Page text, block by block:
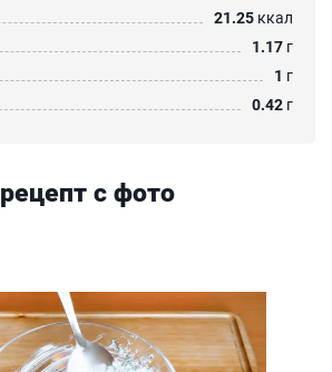
21.25 ккал
1.17 г
1 г
0.42 г
с фото